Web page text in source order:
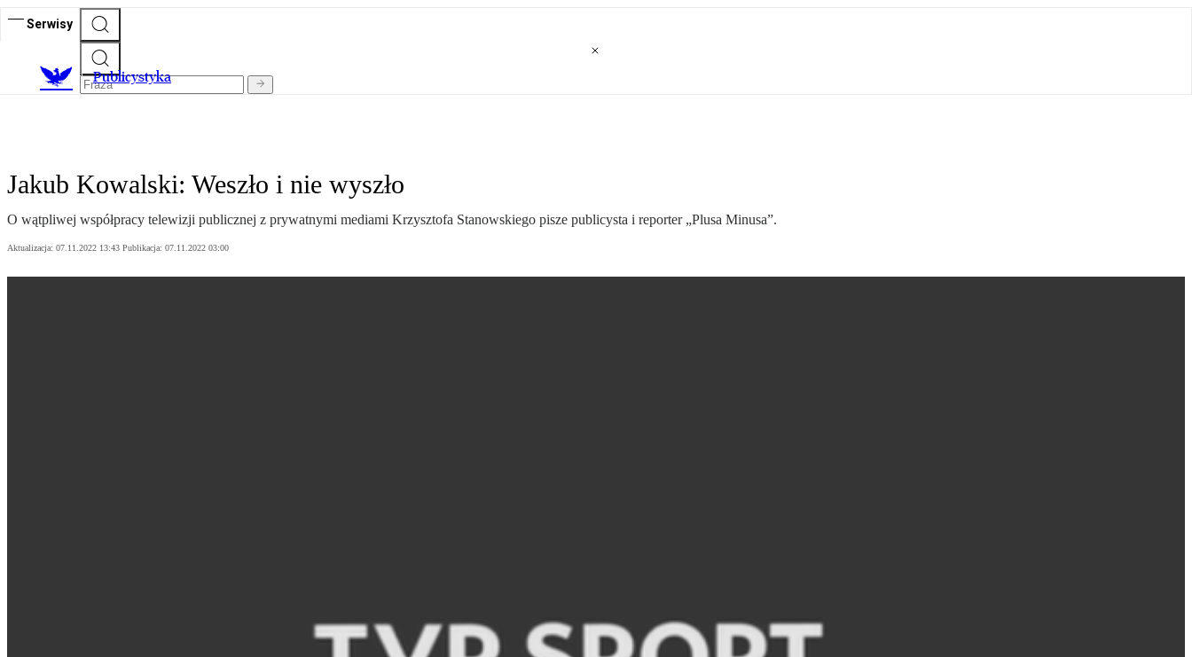
Serwisy
Publicystyka
Jakub Kowalski: Weszło i nie wyszło
O wątpliwej współpracy telewizji publicznej z prywatnymi mediami Krzysztofa Stanowskiego pisze publicysta i reporter „Plusa Minusa”.
Aktualizacja: 07.11.2022 13:43 Publikacja: 07.11.2022 03:00